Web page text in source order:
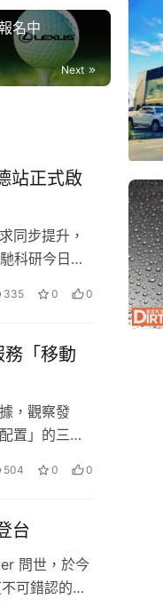
作品展現機
約的線條詮
名中
Next
站正式啟
同步提升，
科研今日宣
新世代高功
335 0 0
務「移動
，觀察發
置」的三大
成功打造出
504 0 0
台
問世，於今
可錯認的經